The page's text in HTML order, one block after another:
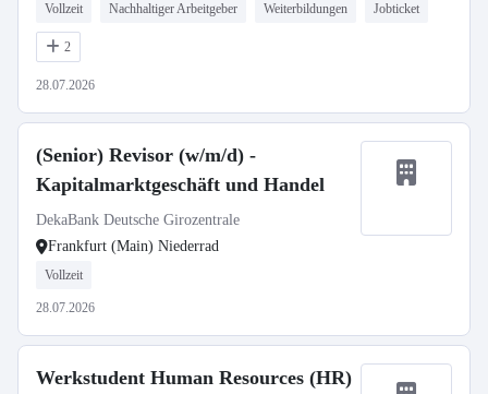
Vollzeit Nachhaltiger Arbeitgeber Weiterbildungen Jobticket
2
28.07.2026
(Senior) Revisor (w/m/d) -
Kapitalmarktgeschäft und Handel
DekaBank Deutsche Girozentrale
Frankfurt (Main) Niederrad
Vollzeit
28.07.2026
Werkstudent Human Resources (HR)